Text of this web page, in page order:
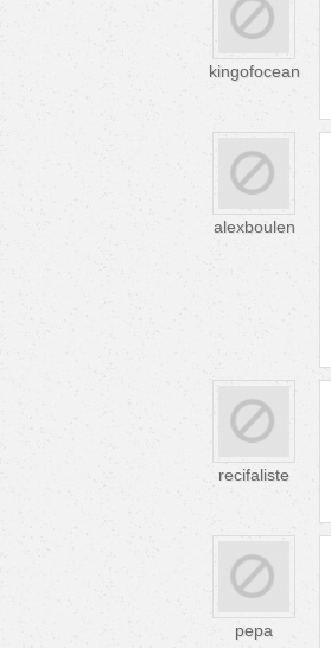
kingofocean
alexboulen
recifaliste
pepa